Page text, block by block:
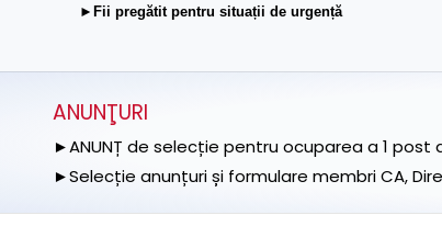
►Fii pregătit pentru situații de urgență
ANUNŢURI
►ANUNȚ de selecție pentru ocuparea a 1 post
►Selecție anunțuri și formulare membri CA,